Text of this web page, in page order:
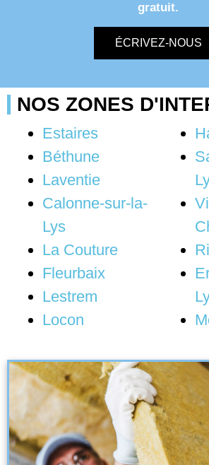
gratuit.
ÉCRIVEZ-NOUS
NOS ZONES
Estaires
Béthune
Laventie
Calonne-sur-la-
Lys
La Couture
Fleurbaix
Lestrem
Locon